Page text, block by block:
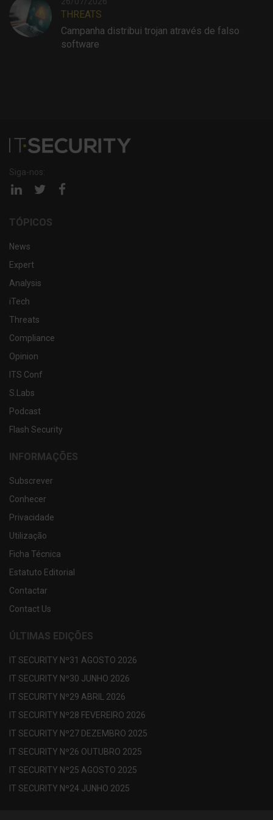
THREATS
Campanha distribui trojan através de falso
software
Siga-nos:
Página Página
TÓPICOS
News
Expert
Analysis
iTech
Threats
Compliance
Opinion
ITS Conf
S.Labs
Podcast
Flash Security
INFORMAÇÕES
Subscrever
Conhecer
Privacidade
Utilização
Ficha Técnica
Estatuto Editorial
Contactar
Contact Us
ÚLTIMAS EDIÇÕES
IT SECURITY Nº31 AGOSTO 2026
IT SECURITY Nº30 JUNHO 2026
IT SECURITY Nº29 ABRIL 2026
IT SECURITY Nº28 FEVEREIRO 2026
IT SECURITY Nº27 DEZEMBRO 2025
IT SECURITY Nº26 OUTUBRO 2025
IT SECURITY Nº25 AGOSTO 2025
IT SECURITY Nº24 JUNHO 2025